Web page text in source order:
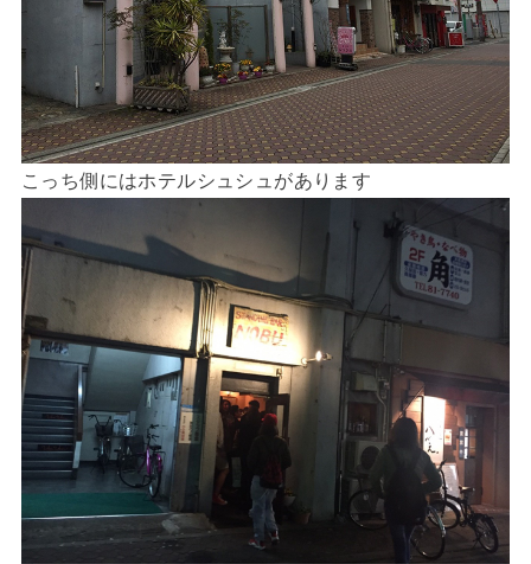
こっち側にはホテルシュシュがあります